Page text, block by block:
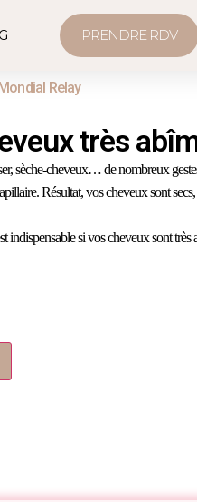
PRENDRE RDV
Relay
très
sèche-cheveux… de nombreux
Résultat, vos cheveux sont
indispensable si vos cheveux sont